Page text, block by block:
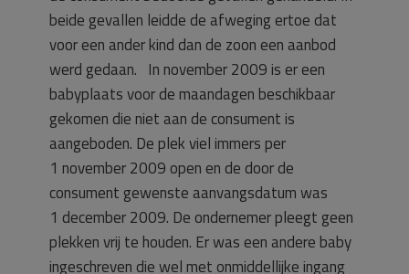
beide gevallen leidde de afweging ertoe dat
voor een ander kind dan de zoon een aanbod
werd gedaan. In november 2009 is er een
babyplaats voor de maandagen beschikbaar
gekomen die niet aan de consument is
aangeboden. De plek viel immers per
1 november 2009 open en de door de
consument gewenste aanvangsdatum was
1 december 2009. De ondernemer pleegt geen
plekken vrij te houden. Er was een andere baby
ingeschreven die wel met onmiddellijke ingang